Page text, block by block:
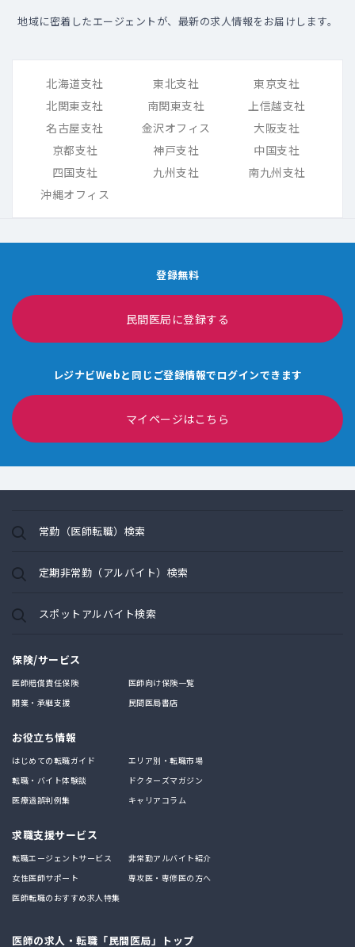
地域に密着したエージェントが、最新の求人情報をお届けします。
北海道支社 東北支社
東京支社
北関東支社
南関東支社
上信越支社
名古屋支社
金沢オフィス
大阪支社
京都支社
神戸支社
中国支社
四国支社
九州支社
南九州支社
沖縄オフィス
登録無料
民間医局に登録する
レジナビWebと同じご登録情報でログインできます
マイページはこちら
常勤（医師転職）検索
定期非常勤（アルバイト）検索
スポットアルバイト検索
保険/サービス
医師賠償責任保険
医師向け保険一覧
開業・承継支援
民間医局書店
お役立ち情報
はじめての転職ガイド
エリア別・転職市場
転職・バイト体験談
ドクターズマガジン
医療過誤判例集
キャリアコラム
求職支援サービス
転職エージェントサービス
非常勤アルバイト紹介
女性医師サポート
専攻医・専修医の方へ
医師転職のおすすめ求人特集
医師の求人・転職「民間医局」トップ